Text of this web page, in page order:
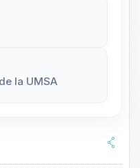
la UMSA